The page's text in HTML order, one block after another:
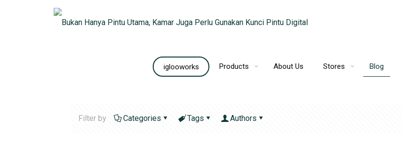
iglooworks Products About Us Stores Blog
Filter by Categories Tags Authors